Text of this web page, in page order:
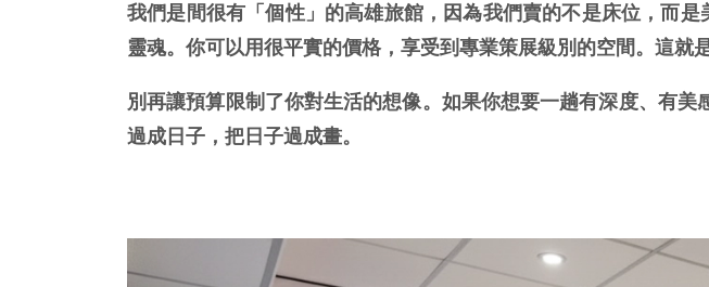
我們是間很有「個性」的高雄旅館，因為我們賣的不是床位，而
靈魂。你可以用很平實的價格，享受到專業策展級別的空間。這就
別再讓預算限制了你對生活的想像。如果你想要一趟有深度、有
過成日子，把日子過成畫。